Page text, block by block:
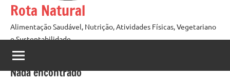
Rota Natural
Alimentação Saudável, Nutrição, Atividades Físicas, Vegetariano
e Sustentabilidade
Nada encontrado